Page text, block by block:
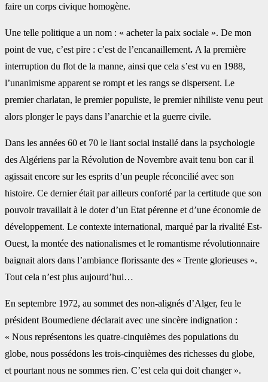
faire un corps civique homogène.
Une telle politique a un nom : « acheter la paix sociale ». De mon
point de vue, c’est pire : c’est de l’encanaillement. A la première
interruption du flot de la manne, ainsi que cela s’est vu en 1988,
l’unanimisme apparent se rompt et les rangs se dispersent. Le
premier charlatan, le premier populiste, le premier nihiliste venu peut
alors plonger le pays dans l’anarchie et la guerre civile.
Dans les années 60 et 70 le liant social installé dans la psychologie
des Algériens par la Révolution de Novembre avait tenu bon car il
agissait encore sur les esprits d’un peuple réconcilié avec son
histoire. Ce dernier était par ailleurs conforté par la certitude que son
pouvoir travaillait à le doter d’un Etat pérenne et d’une économie de
développement. Le contexte international, marqué par la rivalité Est-
Ouest, la montée des nationalismes et le romantisme révolutionnaire
baignait alors dans l’ambiance florissante des « Trente glorieuses ».
Tout cela n’est plus aujourd’hui…
En septembre 1972, au sommet des non-alignés d’Alger, feu le
président Boumediene déclarait avec une sincère indignation :
« Nous représentons les quatre-cinquièmes des populations du
globe, nous possédons les trois-cinquièmes des richesses du globe,
et pourtant nous ne sommes rien. C’est cela qui doit changer ».